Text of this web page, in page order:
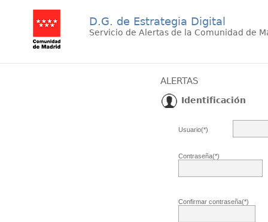
D.G. de Estrategia Digital
Servicio de Alertas de la Comunidad de
ALERTAS
Identificación
Usuario(*)
Contraseña(*)
Confirmar contraseña(*)